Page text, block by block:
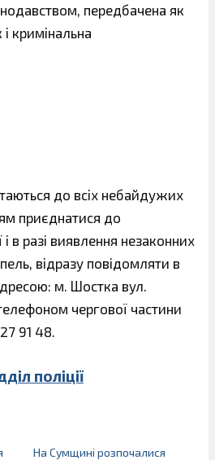
передбачена як
і кримінальна
до всіх небайдужих
приєднатися до
в разі виявлення незаконних
відразу повідомляти в
м. Шостка вул.
чергової частини
91 48.
поліції
На Сумщині розпочалися